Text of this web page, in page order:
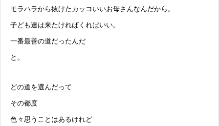
モラハラから抜けたカッコいいお母さんなんだから。
子ども達は来たければくればいい。
一番最善の道だったんだ
と。
どの道を選んだって
その都度
色々思うことはあるけれど